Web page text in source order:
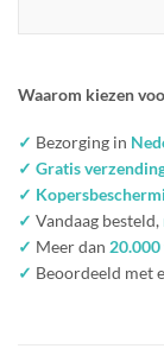
Waarom kiezen
✓ Bezorging in
✓ Gratis
✓
✓ Vandaag besteld,
✓ Meer dan
✓ Beoordeeld met